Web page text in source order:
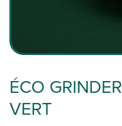
ÉCO
VERT